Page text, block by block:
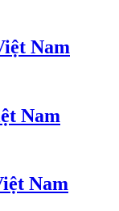
Nam
Nam
Nam